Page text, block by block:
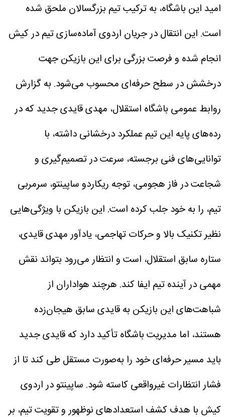
امید این باشگاه، به ترکیب تیم بزرگسالان ملحق شده
است. این انتقال در جریان اردوی آماده‌سازی تیم در کیش
انجام شده و فرصت بزرگی برای این بازیکن جهت
درخشش در سطح حرفه‌ای محسوب می‌شود. به گزارش
روابط عمومی باشگاه استقلال، مهدی قایدی جدید که در
رده‌های پایه این تیم عملکرد درخشانی داشته، با
توانایی‌های فنی برجسته، سرعت در تصمیم‌گیری و
شجاعت در فاز هجومی، توجه ریکاردو ساپینتو، سرمربی
تیم، را به خود جلب کرده است. این بازیکن با ویژگی‌هایی
نظیر تکنیک بالا و حرکات تهاجمی، یادآور مهدی قایدی،
ستاره سابق استقلال، است و انتظار می‌رود بتواند نقش
مهمی در آینده تیم ایفا کند. هرچند هواداران از
شباهت‌های این بازیکن به قایدی سابق هیجان‌زده
هستند، اما مدیریت باشگاه تأکید دارد که قایدی جدید
باید مسیر حرفه‌ای خود را به‌صورت مستقل طی کند تا از
فشار انتظارات غیرواقعی کاسته شود. ساپینتو در اردوی
کیش با هدف کشف استعدادهای نوظهور و تقویت تیم، بر